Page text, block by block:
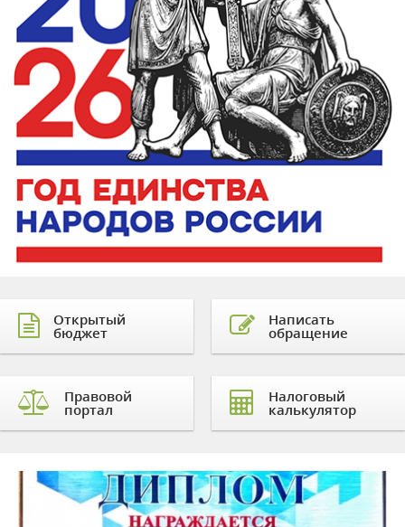
Открытый
бюджет
Правовой
портал
Написать
обращение
Налоговый
калькулятор